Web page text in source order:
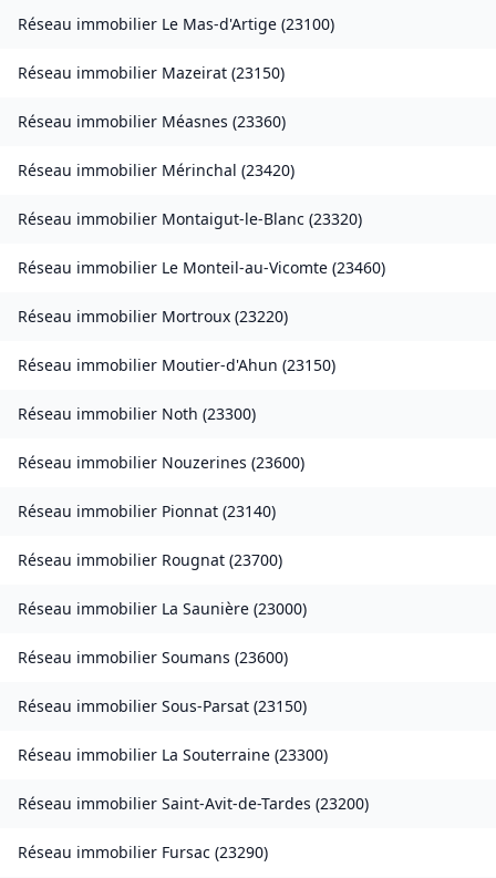
Réseau immobilier Le Mas-d'Artige (23100)
Réseau immobilier Mazeirat (23150)
Réseau immobilier Méasnes (23360)
Réseau immobilier Mérinchal (23420)
Réseau immobilier Montaigut-le-Blanc (23320)
Réseau immobilier Le Monteil-au-Vicomte (23460)
Réseau immobilier Mortroux (23220)
Réseau immobilier Moutier-d'Ahun (23150)
Réseau immobilier Noth (23300)
Réseau immobilier Nouzerines (23600)
Réseau immobilier Pionnat (23140)
Réseau immobilier Rougnat (23700)
Réseau immobilier La Saunière (23000)
Réseau immobilier Soumans (23600)
Réseau immobilier Sous-Parsat (23150)
Réseau immobilier La Souterraine (23300)
Réseau immobilier Saint-Avit-de-Tardes (23200)
Réseau immobilier Fursac (23290)